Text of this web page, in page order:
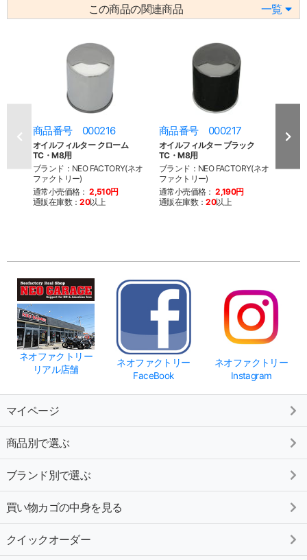
この商品の関連商品 一覧
商品番号 000216
オイルフィルター クローム
TC・M8用
ブランド：NEO FACTORY(ネオ
ファクトリー)
通常小売価格： 2,510円
通販在庫数：20以上
商品番号 000217
オイルフィルター ブラック
TC・M8用
ブランド：NEO FACTORY(ネオ
ファクトリー)
通常小売価格： 2,190円
通販在庫数：20以上
商
ブラ
ネオファクトリー
リアル店舗
ネオファクトリー
FaceBook
ネオファクトリー
Instagram
マイページ
商品別で選ぶ
ブランド別で選ぶ
買い物カゴの中身を見る
クイックオーダー